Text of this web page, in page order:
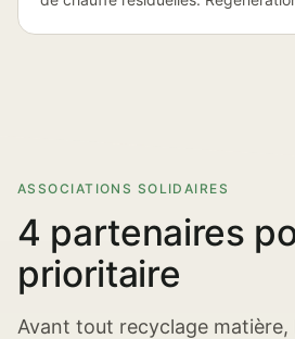
ASSOCIATIONS SOLIDAIRES
4 partenaires
prioritaire
Avant tout recyclage matière,